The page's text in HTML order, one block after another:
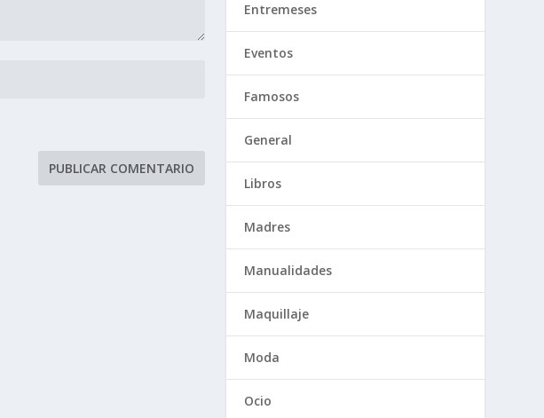
Entremeses
Eventos
Famosos
General
Libros
Madres
Manualidades
Maquillaje
Moda
Ocio